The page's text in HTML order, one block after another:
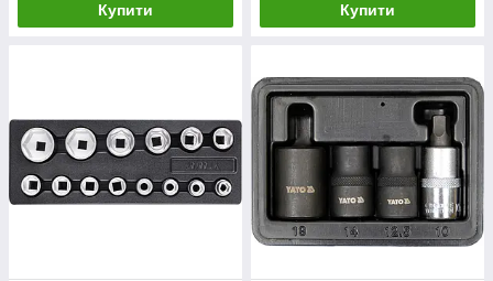
Купити Купити